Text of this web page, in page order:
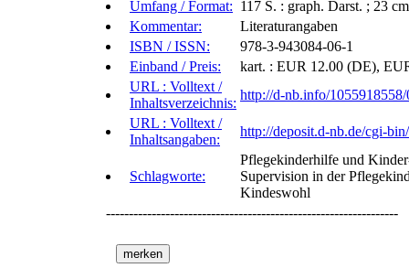
Umfang / Format: 117 S. : graph. Darst. ; 23
Kommentar:
Literaturangaben
ISBN / ISSN:
978-3-943084-06-1
Einband / Preis:
kart. : EUR 12.00 (DE),
URL : Volltext /
Inhaltsverzeichnis:
http://d-nb.info/1055918558/
URL : Volltext /
Inhaltsangaben:
http://deposit.d-nb.de/cgi-
Schlagworte:
Pflegekinderhilfe und
Supervision in der
Kindeswohl
----------------------------------------------------------------